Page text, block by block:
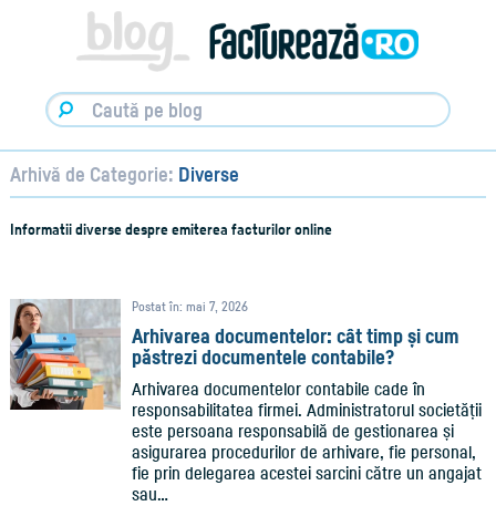
Blog
Factureaza.ro
Arhivă de Categorie: Diverse
Informatii diverse despre emiterea facturilor online
Postat în: mai 7, 2026
Arhivarea documentelor: cât timp și cum
păstrezi documentele contabile?
Arhivarea documentelor contabile cade în
responsabilitatea firmei. Administratorul societății
este persoana responsabilă de gestionarea și
asigurarea procedurilor de arhivare, fie personal,
fie prin delegarea acestei sarcini către un angajat
sau…